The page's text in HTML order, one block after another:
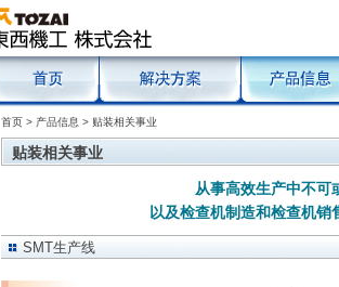
首页 > 产品信息 > 贴装相关事业
贴装相关事业
从事高效生产中不可
以及检查机制造和检查机
SMT生产线